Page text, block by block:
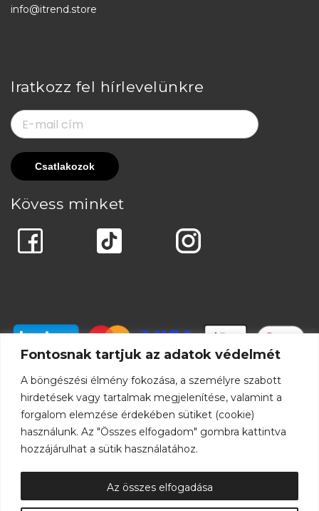
Fontosnak tartjuk az adatok védelmét
A böngészési élmény fokozása, a személyre szabott
hirdetések vagy tartalmak megjelenítése, valamint a
forgalom elemzése érdekében sütiket (cookie)
használunk. Az "Összes elfogadom" gombra kattintva
hozzájárulhat a sütik használatához.
Az összes elfogadása
info@itrend.store
Iratkozz fel hírlevelünkre
Kövess minket